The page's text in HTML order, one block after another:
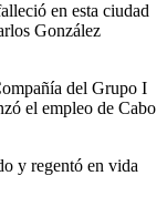
en esta ciudad
González
del Grupo I
el empleo de Cabo
y regentó en vida